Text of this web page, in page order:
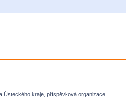
Ústeckého kraje, příspěvková organizace